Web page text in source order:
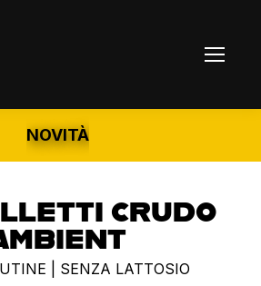
NOVITÀ
CRUDO
| SENZA LATTOSIO